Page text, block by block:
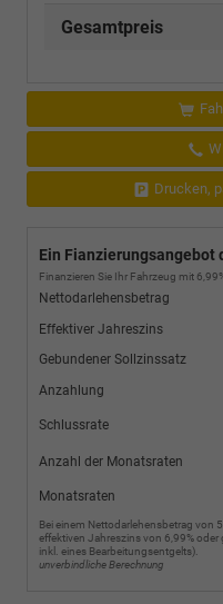
Gesamtpreis
Drucken,
Ein Fianzierungsangebot
Finanzieren Sie Ihr Fahrzeug mit
Nettodarlehensbetrag
Effektiver Jahreszins
Gebundener Sollzinssatz
Anzahlung
Schlussrate
Anzahl der Monatsraten
Monatsraten
Bei einem Nettodarlehensbetrag von
effektiven Jahreszins von 6,99%
inkl. eines Bearbeitungsentgelts).
unverbindliche Berechnung